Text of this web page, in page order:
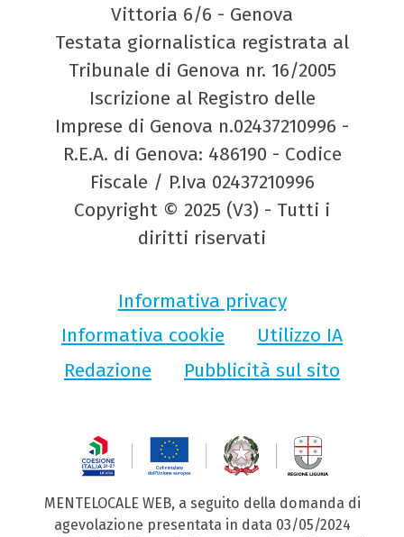
Vittoria 6/6 - Genova
Testata giornalistica registrata al
Tribunale di Genova nr. 16/2005
Iscrizione al Registro delle
Imprese di Genova n.02437210996 -
R.E.A. di Genova: 486190 - Codice
Fiscale / P.Iva 02437210996
Copyright © 2025 (V3) - Tutti i
diritti riservati
Informativa privacy
Informativa cookie
Utilizzo IA
Redazione
Pubblicità sul sito
MENTELOCALE WEB, a seguito della domanda di
agevolazione presentata in data 03/05/2024